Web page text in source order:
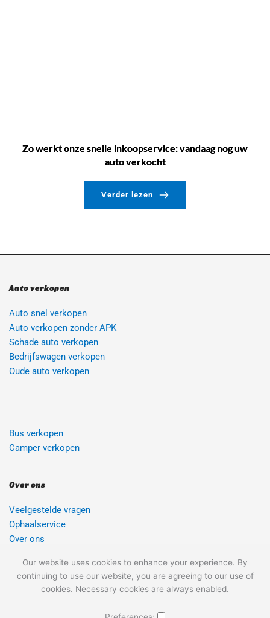
Zo werkt onze snelle inkoopservice: vandaag nog uw
auto verkocht
Verder lezen
Auto verkopen
Auto snel verkopen
Auto verkopen zonder APK
Schade auto verkopen
Bedrijfswagen verkopen
Oude auto verkopen
Bus verkopen
Camper verkopen
Over ons
Veelgestelde vragen
Ophaalservice
Over ons
Sitemap
Blog
Our website uses cookies to enhance your experience. By
continuing to use our website, you are agreeing to our use of
cookies. Necessary cookies are always enabled.